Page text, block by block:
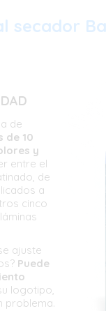
secador
de
de 10
y
entre el
de
a
cinco
ajuste
Puede
logotipo,
problema.